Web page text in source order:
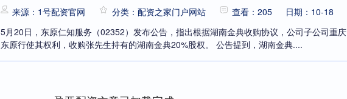
来源：1号配资官网 分类：配资之家门户网站 查看：205
日期：10-18
5月20日，东原仁知服务（02352）发布公告，指出根据湖南金典收购协议，公司子公司重庆
东原行使其权利，收购张先生持有的湖南金典20%股权。 公告提到，湖南金典....